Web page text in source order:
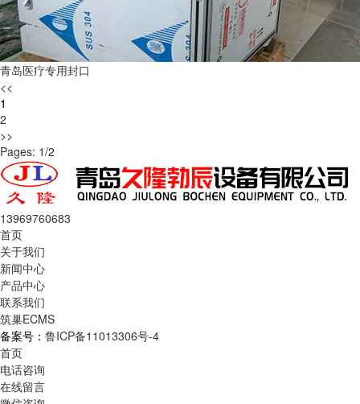
青岛医疗专用封口
<<
1
2
>>
Pages: 1/2
13969760683
首页
关于我们
新闻中心
产品中心
联系我们
筑巢ECMS
备案号： 鲁ICP备11013306号-4
首页
电话咨询
在线留言